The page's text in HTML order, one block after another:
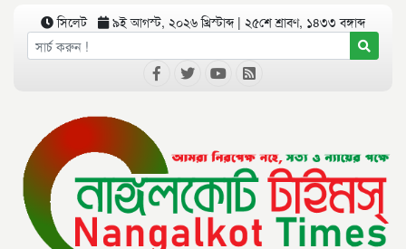
সিলেট ৯ই আগস্ট, ২০২৬ খ্রিস্টাব্দ | ২৫শে শ্রাবণ, ১৪৩৩ বঙ্গাব্দ